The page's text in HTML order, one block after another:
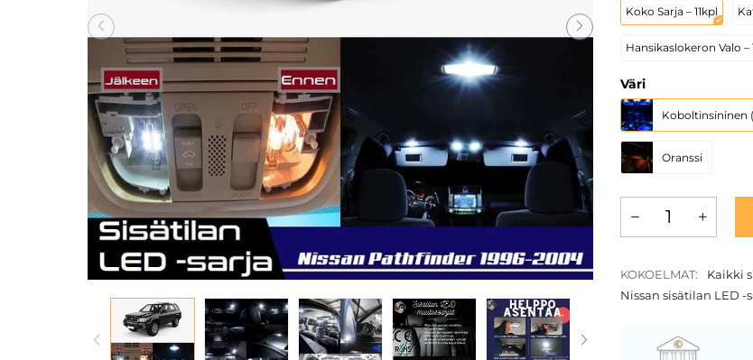
Koko Sarja – 11kpl
Hansikaslokeron Valo –
Väri
Koboltinsininen
Oranssi
KOKOELMAT: Kaikki
Nissan sisätilan LED -